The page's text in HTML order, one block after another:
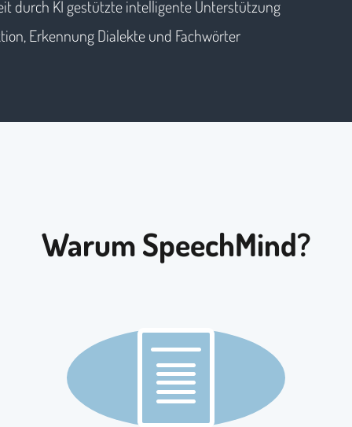
durch KI gestützte intelligente Unterstützung
Erkennung Dialekte und Fachwörter
Warum SpeechMind?